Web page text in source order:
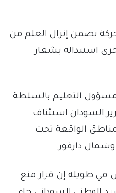
تضمن إنزال العلم من
استبداله بشعار
مسؤول التعليم بالسلطة
السودان استئناف
الواقعة تحت
دارفور.
في طويلة إن قرار منع